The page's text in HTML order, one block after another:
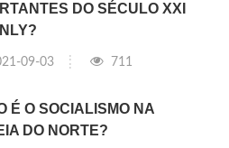
DO SÉCULO XXI
09-03 711
É O SOCIALISMO NA
DO NORTE?